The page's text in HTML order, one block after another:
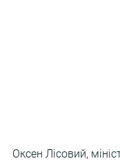
Оксен Лісовий,